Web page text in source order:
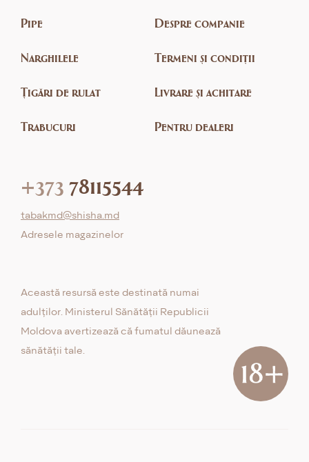
Pipe
Narghilele
Țigări de rulat
Trabucuri
Despre companie
Termeni și condiții
Livrare și achitare
Pentru dealeri
+373 78115544
tabakmd@shisha.md
Adresele magazinelor
Această resursă este destinată numai
adulților. Ministerul Sănătății Republicii
Moldova avertizează că fumatul dăunează
sănătății tale.